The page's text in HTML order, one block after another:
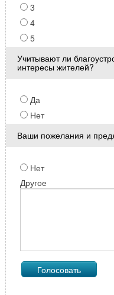
3
4
5
Учитывают ли
интересы жителей?
Да
Нет
Ваши пожелания и
Нет
Другое